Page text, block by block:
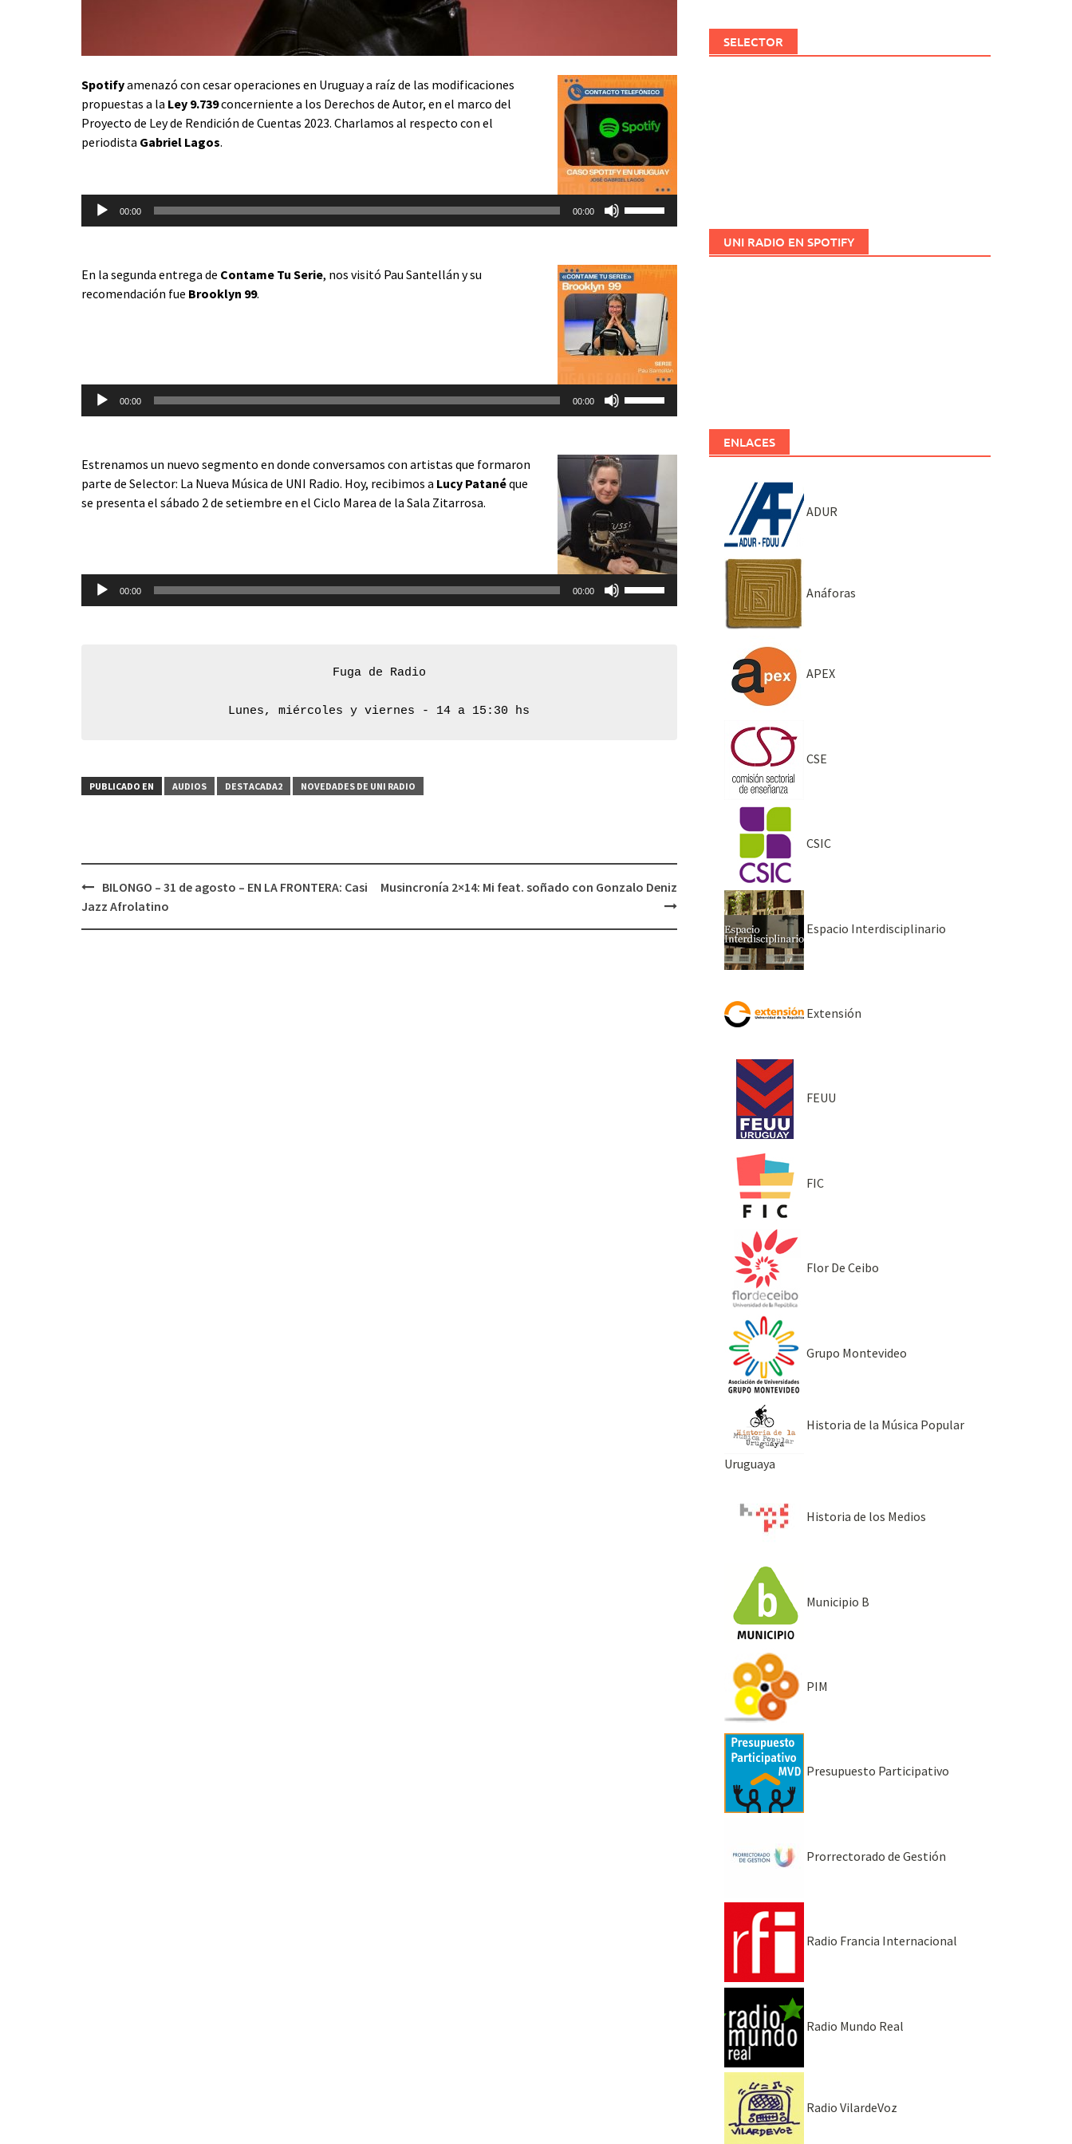
Spotifyamenazó con cesar operaciones en Uruguay a raíz de las modificaciones
propuestas a la Ley 9.739concerniente a los Derechos de Autor, en el marco del
Proyecto de Ley de Rendición de Cuentas 2023. Charlamos al respecto con el
periodista Gabriel Lagos.
de
audio
00:00 00:00
flecha
arriba/abajo
para
aumentar
o
disminuir
el
volumen.
En la segunda entrega de Contame Tu Serie, nos visitó Pau Santellán y su
recomendación fue Brooklyn 99.
00:00 00:00
flecha
arriba/abajo
para
aumentar
o
disminuir
el
volumen.
Estrenamos un nuevo segmento en donde conversamos con artistas que formaron
parte de Selector: La Nueva Música de UNI Radio. Hoy, recibimos a Lucy Patanéque
se presenta el sábado 2 de setiembre en el Ciclo Marea de la Sala Zitarrosa.
audio
00:00 00:00
Fuga de Radio
Lunes, miércoles y viernes - 14 a 15:30 hs
PUBLICADO EN AUDIOS DESTACADA2 NOVEDADES DE UNI RADIO
Navegación
BILONGO – 31 de agosto – EN LA FRONTERA: Casi
Jazz Afrolatino
Musincronía 2×14: Mi feat. soñado con Gonzalo Deniz
SELECTOR
UNI RADIO EN SPOTIFY
ENLACES
ADUR
Anáforas
APEX
CSE
CSIC
Espacio Interdisciplinario
Extensión
FEUU
FIC
Flor De Ceibo
Grupo Montevideo
Historia de la Música Popular
Uruguaya
Historia de los Medios
Municipio B
PIM
Presupuesto Participativo
Prorrectorado de Gestión
Radio Francia Internacional
Radio Mundo Real
Radio VilardeVoz